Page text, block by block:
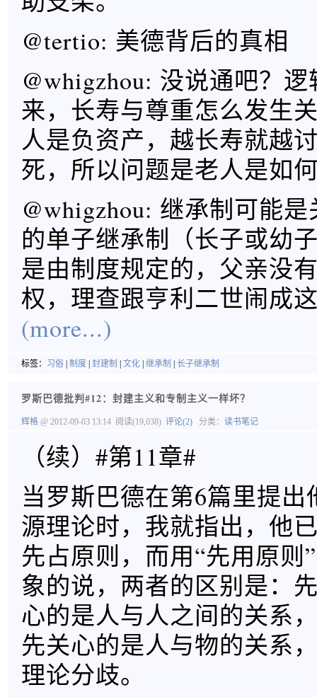
@tertio: 美德背后的真相
@whigzhou: 没说通吧？
来，长寿与尊重怎么发生
人是负资产，越长寿就越
死，所以问题是老人是如
@whigzhou: 继承制可能
的单子继承制（长子或幼
是由制度规定的，父亲没
权，理查跟亨利二世闹成
(more...)
标签： 习俗 制度 封建制 文化 继承制 长子继承制
罗斯巴德批判#12：封建主义和专制主义一样坏？
辉格 @ 2012-09-03 13:14 阅读(19,038) 评论(2) 分类： 读书笔记
（续）#第11章#
当罗斯巴德在第6篇里提
源理论时，我就指出，他
先占原则，而用“先用原则
象的说，两者的区别是：
心的是人与人之间的关系
先关心的是人与物的关系
理论分歧。